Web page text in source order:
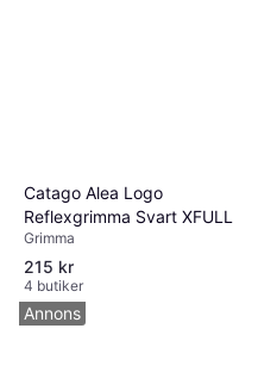
Catago Alea Logo
Reflexgrimma Svart XFULL
Grimma
215 kr
4 butiker
Annons